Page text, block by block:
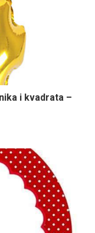
i kvadrata –